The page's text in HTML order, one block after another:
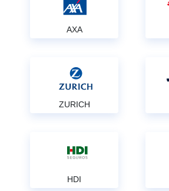
AXA
ZURICH
HDI